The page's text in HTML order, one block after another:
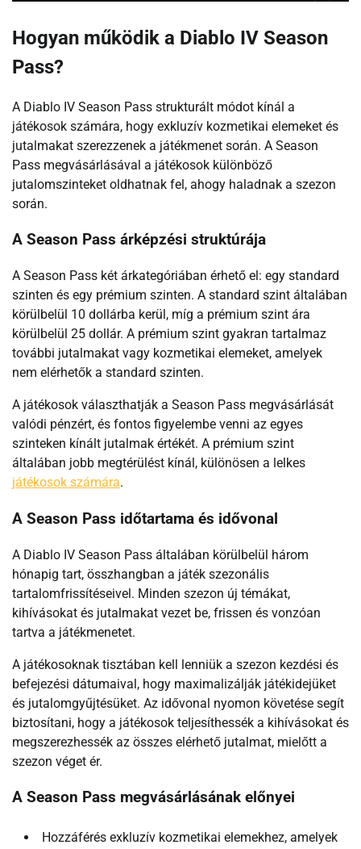
Hogyan működik a Diablo IV Season
Pass?
A Diablo IV Season Pass strukturált módot kínál a
játékosok számára, hogy exkluzív kozmetikai elemeket és
jutalmakat szerezzenek a játékmenet során. A Season
Pass megvásárlásával a játékosok különböző
jutalomszinteket oldhatnak fel, ahogy haladnak a szezon
során.
A Season Pass árképzési struktúrája
A Season Pass két árkategóriában érhető el: egy standard
szinten és egy prémium szinten. A standard szint általában
körülbelül 10 dollárba kerül, míg a prémium szint ára
körülbelül 25 dollár. A prémium szint gyakran tartalmaz
további jutalmakat vagy kozmetikai elemeket, amelyek
nem elérhetők a standard szinten.
A játékosok választhatják a Season Pass megvásárlását
valódi pénzért, és fontos figyelembe venni az egyes
szinteken kínált jutalmak értékét. A prémium szint
általában jobb megtérülést kínál, különösen a lelkes
játékosok számára.
A Season Pass időtartama és idővonal
A Diablo IV Season Pass általában körülbelül három
hónapig tart, összhangban a játék szezonális
tartalomfrissítéseivel. Minden szezon új témákat,
kihívásokat és jutalmakat vezet be, frissen és vonzóan
tartva a játékmenetet.
A játékosoknak tisztában kell lenniük a szezon kezdési és
befejezési dátumaival, hogy maximalizálják játékidejüket
és jutalomgyűjtésüket. Az idővonal nyomon követése segít
biztosítani, hogy a játékosok teljesíthessék a kihívásokat és
megszerezhessék az összes elérhető jutalmat, mielőtt a
szezon véget ér.
A Season Pass megvásárlásának előnyei
Hozzáférés exkluzív kozmetikai elemekhez, amelyek